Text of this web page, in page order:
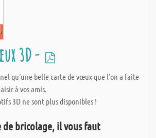
3D -
qu'une belle carte de vœux que l'on a faite
à vos amis.
3D ne sont plus disponibles !
de bricolage, il vous faut